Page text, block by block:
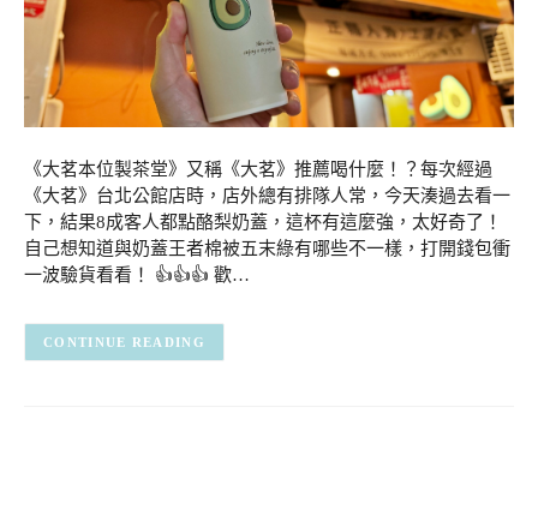
《大茗本位製茶堂》又稱《大茗》推薦喝什麼！？每次經過
《大茗》台北公館店時，店外總有排隊人常，今天湊過去看一
下，結果8成客人都點酪梨奶蓋，這杯有這麼強，太好奇了！
自己想知道與奶蓋王者棉被五末綠有哪些不一樣，打開錢包衝
一波驗貨看看！ 👍👍👍 歡…
CONTINUE READING